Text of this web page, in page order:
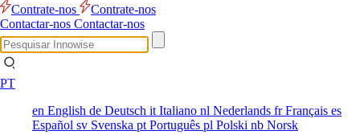
Contrate-nos
Contrate-nos
Contactar-nos Contactar-nos
PT
en English de Deutsch it Italiano nl Nederlands frFrançais es
Español sv Svenska pt Português pl Polski nb Norsk